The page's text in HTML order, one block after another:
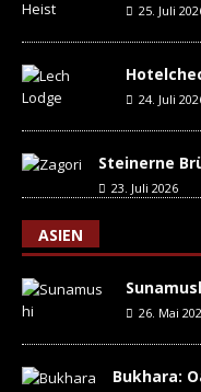
25. Juli
24. Juli
Steinerne
23. Juli 2026
ASIEN
26. Mai
Bukhara: